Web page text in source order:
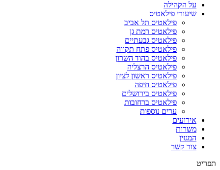
על הקהילה
שיעורי פילאטיס
פילאטיס תל אביב
פילאטיס רמת גן
פילאטיס גבעתיים
פילאטיס פתח תקווה
פילאטיס בהוד השרון
פילאטיס הרצליה
פילאטיס ראשון לציון
פילאטיס חיפה
פילאטיס בירושלים
פילאטיס ברחובות
ערים נוספות
אירועים
משרות
המגזין
צור קשר
תפריט